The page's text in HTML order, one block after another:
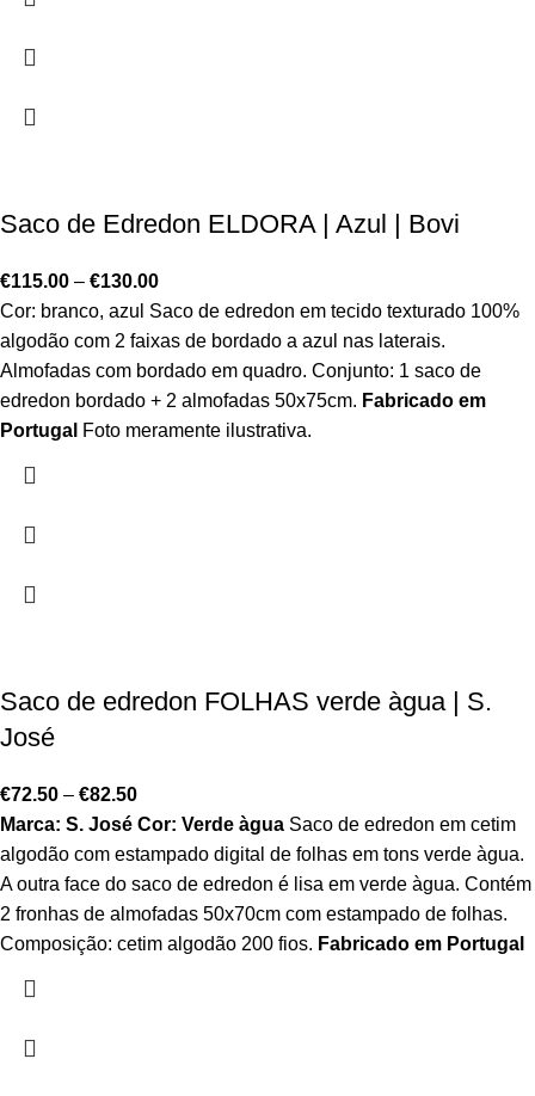
Saco de Edredon ELDORA | Azul | Bovi
€115.00 – €130.00
Cor: branco, azul Saco de edredon em tecido texturado 100%
algodão com 2 faixas de bordado a azul nas laterais.
Almofadas com bordado em quadro. Conjunto: 1 saco de
edredon bordado + 2 almofadas 50x75cm. Fabricado em
Portugal Foto meramente ilustrativa.
Saco de edredon FOLHAS verde àgua | S.
José
€72.50 – €82.50
Marca: S. José Cor: Verde àgua Saco de edredon em cetim
algodão com estampado digital de folhas em tons verde àgua.
A outra face do saco de edredon é lisa em verde àgua. Contém
2 fronhas de almofadas 50x70cm com estampado de folhas.
Composição: cetim algodão 200 fios. Fabricado em Portugal